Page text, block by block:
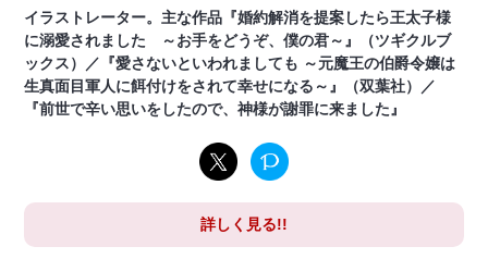
イラストレーター。主な作品『婚約解消を提案したら王太子様
に溺愛されました ～お手をどうぞ、僕の君～』（ツギクルブ
ックス）／『愛さないといわれましても ～元魔王の伯爵令嬢は
生真面目軍人に餌付けをされて幸せになる～』（双葉社）／
『前世で辛い思いをしたので、神様が謝罪に来ました』
詳しく見る!!